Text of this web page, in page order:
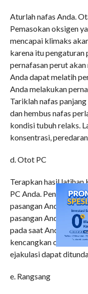
Aturlah nafas Anda.
Pemasokan oksigen
mencapai klimaks
karena itu pengaturan
pernafasan perut
Anda dapat melatih
Anda melakukan
Tariklah nafas
dan hembus nafas
kondisi tubuh relaks.
konsentrasi,
d. Otot PC
Terapkan hasil
PC Anda. Penis Anda
pasangan Anda. Hal
pasangan Anda.
pada saat Anda
kencangkan otot PC
ejakulasi dapat
e. Rangsang